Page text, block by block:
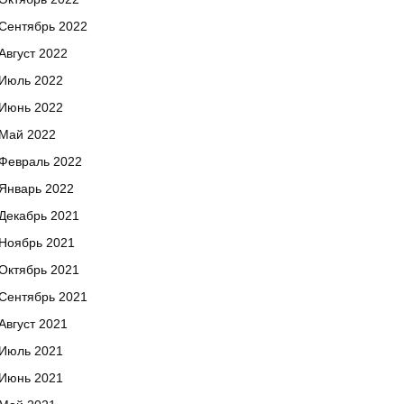
2022
2022
Июль 2022
Июнь 2022
Май 2022
2022
Январь 2022
Декабрь 2021
Ноябрь 2021
2021
2021
2021
Июль 2021
Июнь 2021